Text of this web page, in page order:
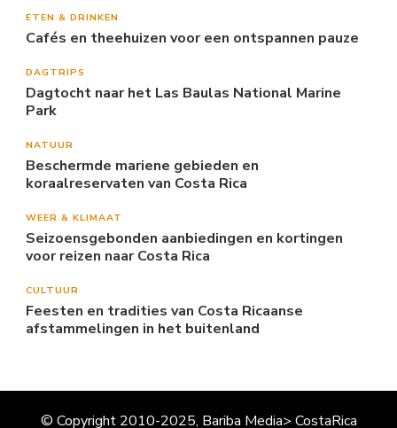
ETEN & DRINKEN
Cafés en theehuizen voor een ontspannen pauze
DAGTRIPS
Dagtocht naar het Las Baulas National Marine
Park
NATUUR
Beschermde mariene gebieden en
koraalreservaten van Costa Rica
WEER & KLIMAAT
Seizoensgebonden aanbiedingen en kortingen
voor reizen naar Costa Rica
CULTUUR
Feesten en tradities van Costa Ricaanse
afstammelingen in het buitenland
© Copyright 2010-2025, Bariba Media> CostaRica